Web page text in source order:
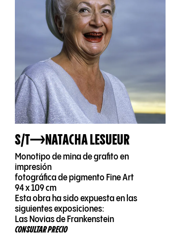
S/T NATACHA LESUEUR
Monotipo de mina de grafito en
impresión
fotográfica de pigmento Fine Art
94 x 109 cm
Esta obra ha sido expuesta en las
siguientes exposiciones:
Las Novias de Frankenstein
CONSULTAR PRECIO